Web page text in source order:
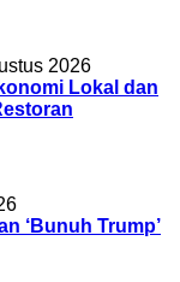
2026
Lokal dan
‘Bunuh Trump’